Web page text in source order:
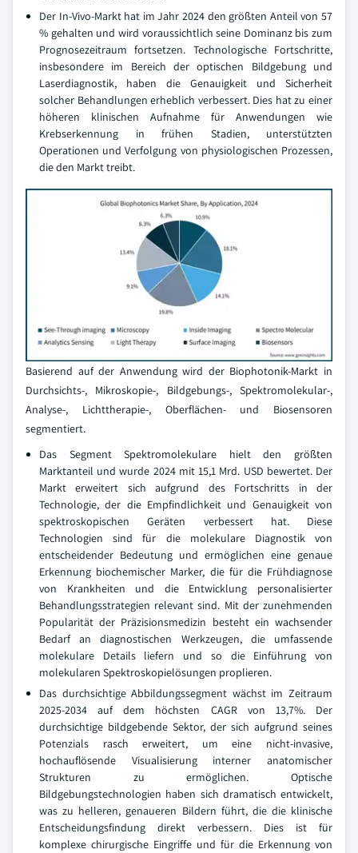
Der In-Vivo-Markt hat im Jahr 2024 den größten Anteil von 57
% gehalten und wird voraussichtlich seine Dominanz bis zum
Prognosezeitraum fortsetzen. Technologische Fortschritte,
insbesondere im Bereich der optischen Bildgebung und
Laserdiagnostik, haben die Genauigkeit und Sicherheit
solcher Behandlungen erheblich verbessert. Dies hat zu einer
höheren klinischen Aufnahme für Anwendungen wie
Krebserkennung in frühen Stadien, unterstützten
Operationen und Verfolgung von physiologischen Prozessen,
die den Markt treibt.
Basierend auf der Anwendung wird der Biophotonik-Markt in
Durchsichts-, Mikroskopie-, Bildgebungs-, Spektromolekular-,
Analyse-, Lichttherapie-, Oberflächen- und Biosensoren
segmentiert.
Das Segment Spektromolekulare hielt den größten
Marktanteil und wurde 2024 mit 15,1 Mrd. USD bewertet. Der
Markt erweitert sich aufgrund des Fortschritts in der
Technologie, der die Empfindlichkeit und Genauigkeit von
spektroskopischen Geräten verbessert hat. Diese
Technologien sind für die molekulare Diagnostik von
entscheidender Bedeutung und ermöglichen eine genaue
Erkennung biochemischer Marker, die für die Frühdiagnose
von Krankheiten und die Entwicklung personalisierter
Behandlungsstrategien relevant sind. Mit der zunehmenden
Popularität der Präzisionsmedizin besteht ein wachsender
Bedarf an diagnostischen Werkzeugen, die umfassende
molekulare Details liefern und so die Einführung von
molekularen Spektroskopielösungen proplieren.
Das durchsichtige Abbildungssegment wächst im Zeitraum
2025-2034 auf dem höchsten CAGR von 13,7%. Der
durchsichtige bildgebende Sektor, der sich aufgrund seines
Potenzials rasch erweitert, um eine nicht-invasive,
hochauflösende Visualisierung interner anatomischer
Strukturen zu ermöglichen. Optische
Bildgebungstechnologien haben sich dramatisch entwickelt,
was zu helleren, genaueren Bildern führt, die die klinische
Entscheidungsfindung direkt verbessern. Dies ist für
komplexe chirurgische Eingriffe und für die Erkennung von